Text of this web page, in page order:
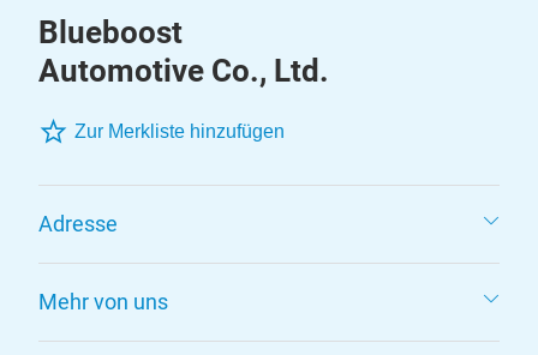
Blueboost
Automotive Co., Ltd.
Zur Merkliste hinzufügen
Adresse
Mehr von uns